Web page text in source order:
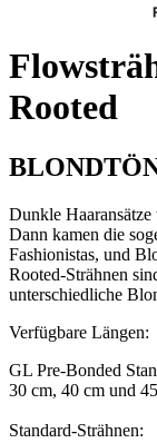
Rooted
Dunkle
Dann kamen die
Fashionistas, und
Rooted-Strähnen
unterschiedliche
Verfügbare Längen:
GL Pre-Bonded
30 cm, 40 cm und
Standard-Strähnen: